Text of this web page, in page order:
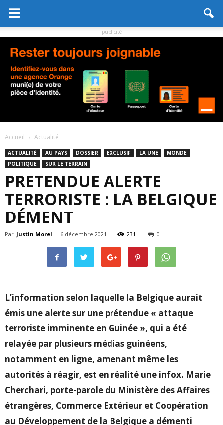
publicité
Accueil Actualité
ACTUALITÉ AU PAYS DOSSIER EXCLUSIF LA UNE
MONDE
POLITIQUE
SUR LE TERRAIN
PRETENDUE ALERTE
TERRORISTE : LA BELGIQUE
DÉMENT
Par Justin Morel - 6 décembre 2021 231 0
L’information selon laquelle la Belgique aurait
émis une alerte sur une prétendue « attaque
terroriste imminente en Guinée », qui a été
relayée par plusieurs médias guinéens,
notamment en ligne, amenant même les
autorités à réagir, est en réalité une infox. Marie
Cherchari, porte-parole du Ministère des Affaires
étrangères, Commerce Extérieur et Coopération
au Développement de la Belgique a démenti